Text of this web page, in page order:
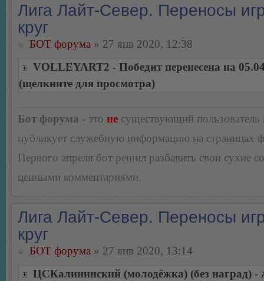
Лига Лайт-Север. Переносы
круг
БОТ форума » 27 янв 2020, 12:38
VOLLEYART2 - Победит перенесена на
(щелкните для просмотра)
Бот форума - это не существующий пользователь
публикует служебную информацию на страницах
Первого апреля бот решил разбавить свои сухие
ценными комментариями.
Лига Лайт-Север. Переносы
круг
БОТ форума » 27 янв 2020, 13:14
ЦСКалининский (молодёжка) (без наград)